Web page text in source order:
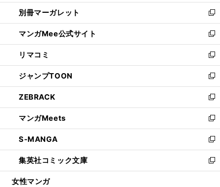
開
く
ウ
で
開
く
ウ
ィ
ン
ド
ウ
で
開
く
し
い
ウ
ィ
ン
ド
ウ
で
開
く
別冊マーガレット
新
し
い
ウ
ィ
ン
ド
ウ
で
開
く
マンガMee公式サイト
新
し
い
ウ
ィ
ン
ド
ウ
で
開
く
リマコミ
新
し
い
ウ
ィ
ン
ド
ウ
で
開
く
ジャンプTOON
新
し
い
ウ
ィ
ン
ド
ウ
で
開
ZEBRACK
新
し
い
ウ
ィ
ン
ド
ウ
マンガMeets
新
し
い
ウ
ィ
ン
S-MANGA
新
し
い
ウ
集英社コミック文庫
新
し
女性マンガ